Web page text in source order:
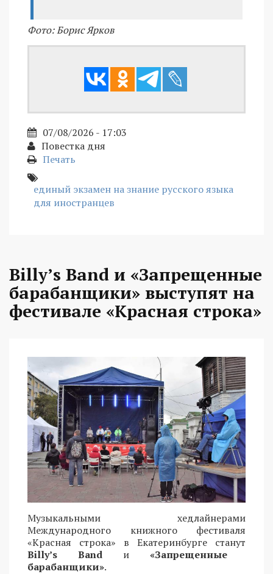
Фото: Борис Ярков
07/08/2026 - 17:03
Повестка дня
Печать
единый экзамен на знание русского языка
для иностранцев
Billy’s Band и «Запрещенные
барабанщики» выступят на
фестивале «Красная строка»
Музыкальными хедлайнерами
Международного книжного фестиваля
«Красная строка» в Екатеринбурге станут
Billy’s Band и «Запрещенные
барабанщики».